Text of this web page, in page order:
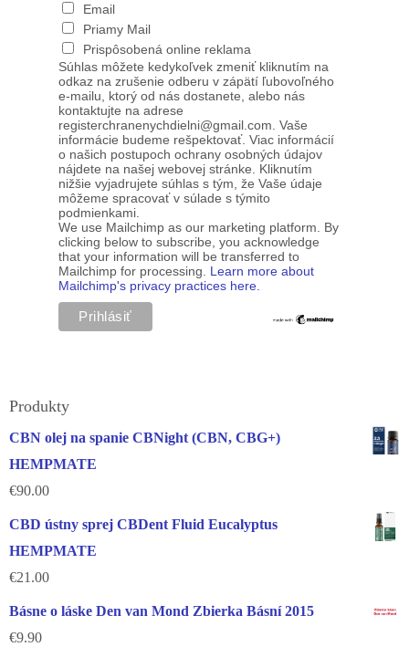
Email
Priamy Mail
Prispôsobená online reklama
Súhlas môžete kedykoľvek zmeniť kliknutím na
odkaz na zrušenie odberu v zápätí ľubovoľného
e-mailu, ktorý od nás dostanete, alebo nás
kontaktujte na adrese
registerchranenychdielni@gmail.com. Vaše
informácie budeme rešpektovať. Viac informácií
o našich postupoch ochrany osobných údajov
nájdete na našej webovej stránke. Kliknutím
nižšie vyjadrujete súhlas s tým, že Vaše údaje
môžeme spracovať v súlade s týmito
podmienkami.
We use Mailchimp as our marketing platform. By
clicking below to subscribe, you acknowledge
that your information will be transferred to
Mailchimp for processing. Learn more about
Mailchimp's privacy practices here.
Produkty
CBN olej na spanie CBNight (CBN, CBG+)
HEMPMATE
€90.00
CBD ústny sprej CBDent Fluid Eucalyptus
HEMPMATE
€21.00
Básne o láske Den van Mond Zbierka Básní 2015
€9.90